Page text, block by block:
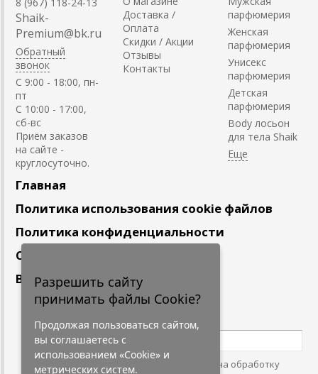
Shaik-
Premium@bk.ru
Обратный
звонок
C 9:00 - 18:00, пн-
пт
С 10:00 - 17:00,
сб-вс
Приём заказов
на сайте -
круглосуточно.
Доставка /
Оплата
Скидки / Акции
Отзывы
Контакты
парфюмерия
Женская
парфюмерия
Унисекс
парфюмерия
Детская
парфюмерия
Body лосьон
для тела Shaik
Главная
Политика использования cookie файлов
Политика конфиденциальности
Сотрудничество
Вакансии
Подпишитесь
Нажимая на кнопку, я даю согласие на обработку
Разрешить сайту
принимать файлы Cookie?
Продолжая пользоваться сайтом,
вы соглашаетесь с
использованием «Cookie» и
метрических систем.